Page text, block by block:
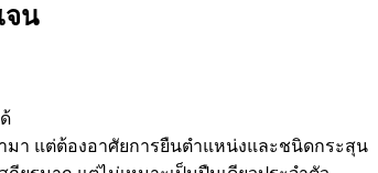
จน
ามา แต่ต้องอาศัยการยืนตำแหน่งและชนิดกระสุน